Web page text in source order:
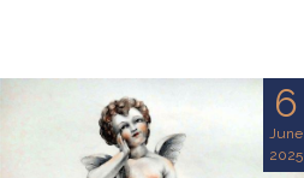
6
June
2025